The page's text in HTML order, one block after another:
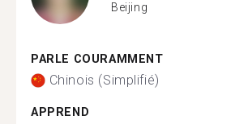
Beijing
PARLE COURAMMENT
Chinois (Simplifié)
APPREND